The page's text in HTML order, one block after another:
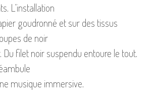
L’installation
goudronné et sur des tissus
de noir
Du filet noir suspendu entoure le tout.
musique immersive.